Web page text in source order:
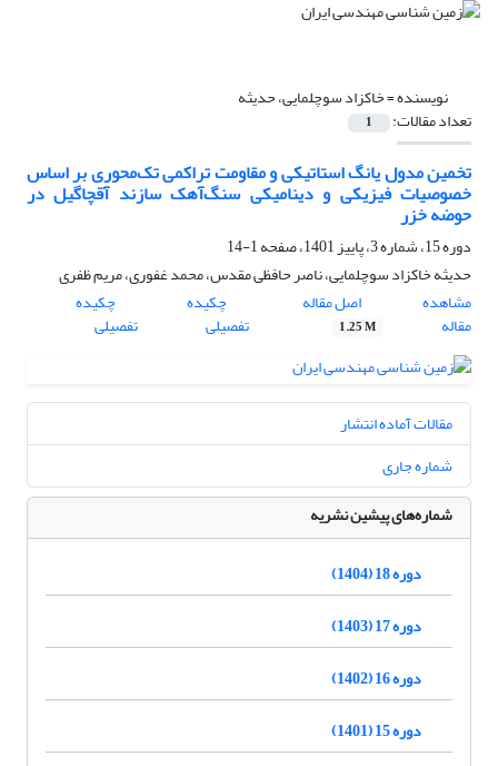
نویسنده =خاکزاد سوچلمایی، حدیثه
تعداد مقالات: 1
تخمین مدول یانگ استاتیکی و مقاومت تراکمی تک‌محوری بر اساس
خصوصیات فیزیکی و دینامیکی سنگ‌آهک سازند آقچاگیل در
حوضه خزر
دوره 15، شماره 3، پاییز 1401، صفحه
1-14
حدیثه خاکزاد سوچلمایی، ناصر حافظی مقدس، محمد غفوری، مریم ظفری
مشاهده
مقاله
اصل مقاله
1.25 M
چکیده
تفصیلی
چکیده
تفصیلی
مقالات آماده انتشار
شماره جاری
شماره‌های پیشین نشریه
دوره 18 (1404)
دوره 17 (1403)
دوره 16 (1402)
دوره 15 (1401)